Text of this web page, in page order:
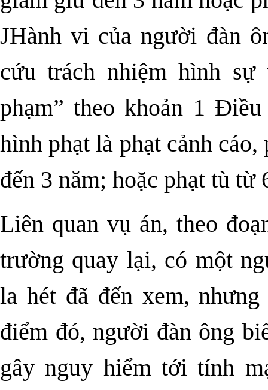
JHành vi của người đàn
cứu trách nhiệm hình
phạm” theo khoản 1
hình phạt là phạt cảnh
đến 3 năm; hoặc phạt tù từ
Liên quan vụ án, theo
trường quay lại, có một
la hét đã đến xem,
điểm đó, người đàn ông
gây nguy hiểm tới tính